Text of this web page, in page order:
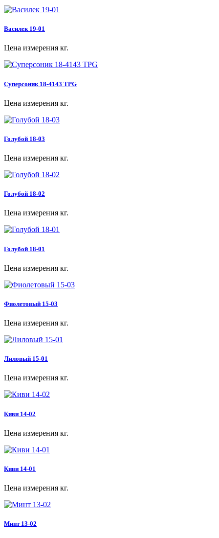
Василек 19-01
Цена измерения кг.
Суперсоник 18-4143 TPG
Цена измерения кг.
Голубой 18-03
Цена измерения кг.
Голубой 18-02
Цена измерения кг.
Голубой 18-01
Цена измерения кг.
Фиолетовый 15-03
Цена измерения кг.
Лиловый 15-01
Цена измерения кг.
Киви 14-02
Цена измерения кг.
Киви 14-01
Цена измерения кг.
Минт 13-02